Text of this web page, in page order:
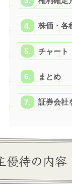
株価・各
チャート
まとめ
証券会社
優待の内容